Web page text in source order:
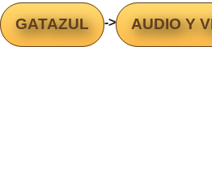
GATAZUL -> AUDIO Y